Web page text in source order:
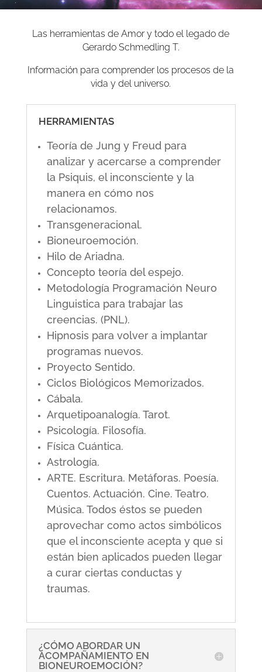
Las herramientas de Amor y todo el legado de
Gerardo Schmedling T.
Información para comprender los procesos de la
vida y del universo.
HERRAMIENTAS
Teoría de Jung y Freud para
analizar y acercarse a comprender
la Psiquis, el inconsciente y la
manera en cómo nos
relacionamos.
Transgeneracional.
Bioneuroemoción.
Hilo de Ariadna.
Concepto teoría del espejo.
Metodología Programación Neuro
Linguistica para trabajar las
creencias. (PNL).
Hipnosis para volver a implantar
programas nuevos.
Proyecto Sentido.
Ciclos Biológicos Memorizados.
Cábala.
Arquetipoanalogía. Tarot.
Psicología. Filosofía.
Física Cuántica.
Astrología.
ARTE. Escritura. Metáforas. Poesía.
Cuentos. Actuación. Cine. Teatro.
Música. Todos éstos se pueden
aprovechar como actos simbólicos
que el inconsciente acepta y que si
están bien aplicados pueden llegar
a curar ciertas conductas y
traumas.
¿CÓMO ABORDAR UN
ACOMPAÑAMIENTO EN
BIONEUROEMOCIÓN?